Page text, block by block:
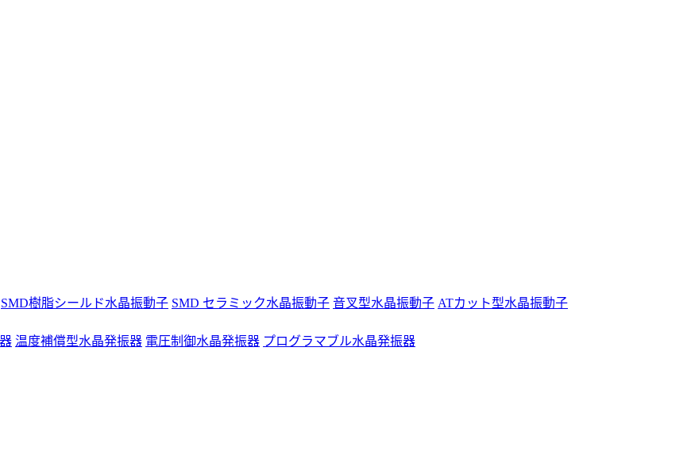
SMD樹脂シールド水晶振動子 SMD セラミック水晶振動子 音叉型水晶振動子 ATカット型水晶振動子
温度補償型水晶発振器 電圧制御水晶発振器 プログラマブル水晶発振器